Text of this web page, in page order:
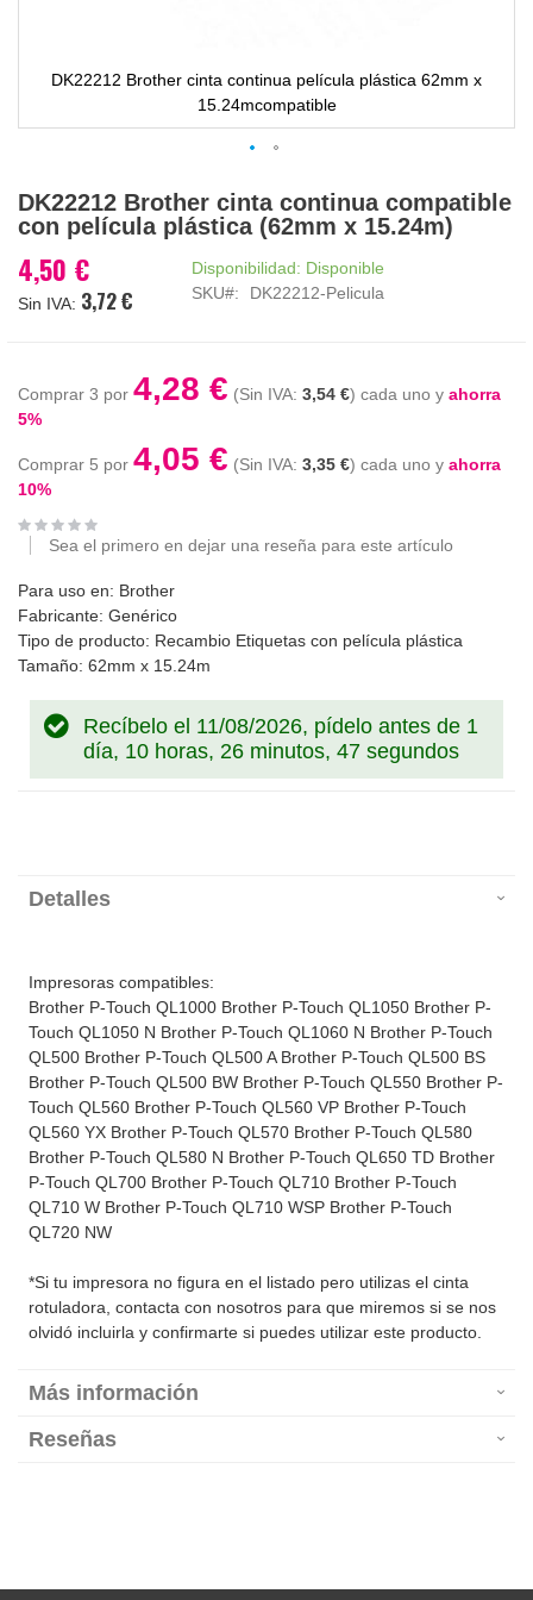
DK22212 Brother cinta continua película plástica 62mm x
15.24mcompatible
al
comienzo
la
galería
DK22212 Brother cinta continua compatible
con película plástica (62mm x 15.24m)
4,50 €
3,72 €
Disponibilidad: Disponible
SKU
DK22212-Pelicula
Comprar 3 por 4,28 € 3,54 € cada uno y ahorra
5%
Comprar 5 por 4,05 € 3,35 € cada uno y ahorra
10%
Sea el primero en dejar una reseña para este artículo
Para uso en: Brother
Fabricante: Genérico
Tipo de producto: Recambio Etiquetas con película plástica
Tamaño: 62mm x 15.24m
Recíbelo el 11/08/2026, pídelo antes de 1
día, 10 horas, 26 minutos, 47 segundos
Detalles
Impresoras compatibles:
Brother P-Touch QL1000 Brother P-Touch QL1050 Brother P-
Touch QL1050 N Brother P-Touch QL1060 N Brother P-Touch
QL500 Brother P-Touch QL500 A Brother P-Touch QL500 BS
Brother P-Touch QL500 BW Brother P-Touch QL550 Brother P-
Touch QL560 Brother P-Touch QL560 VP Brother P-Touch
QL560 YX Brother P-Touch QL570 Brother P-Touch QL580
Brother P-Touch QL580 N Brother P-Touch QL650 TD Brother
P-Touch QL700 Brother P-Touch QL710 Brother P-Touch
QL710 W Brother P-Touch QL710 WSP Brother P-Touch
QL720 NW
*Si tu impresora no figura en el listado pero utilizas el cinta
rotuladora, contacta con nosotros para que miremos si se nos
olvidó incluirla y confirmarte si puedes utilizar este producto.
Más información
Reseñas